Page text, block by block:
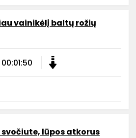
vainikėlį baltų rožių
00:01:50
svočiute, lūpos atkorus